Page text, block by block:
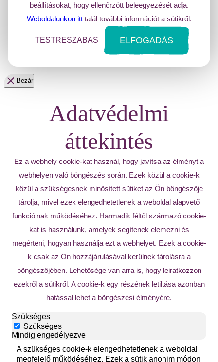
beállításokat, hogy ellenőrzött beleegyezését adja.
Weboldalunkon itttalál további információt a sütikről.
TESTRESZABÁS ELFOGADÁS
Bezár
Adatvédelmi
áttekintés
Ez a webhely cookie-kat használ, hogy javítsa az élményt a
webhelyen való böngészés során. Ezek közül a cookie-k
közül a szükségesnek minősített sütiket az Ön böngészője
tárolja, mivel ezek elengedhetetlenek a weboldal alapvető
funkcióinak működéséhez. Harmadik féltől származó cookie-
kat is használunk, amelyek segítenek elemezni és
megérteni, hogyan használja ezt a webhelyet. Ezek a cookie-
k csak az Ön hozzájárulásával kerülnek tárolásra a
böngészőjében. Lehetősége van arra is, hogy leiratkozzon
ezekről a sütikről. A cookie-k egy részének letiltása azonban
hatással lehet a böngészési élményére.
Szükséges
Szükséges
Mindig engedélyezve
A szükséges cookie-k elengedhetetlenek a weboldal
megfelelő működéséhez. Ezek a sütik anonim módon